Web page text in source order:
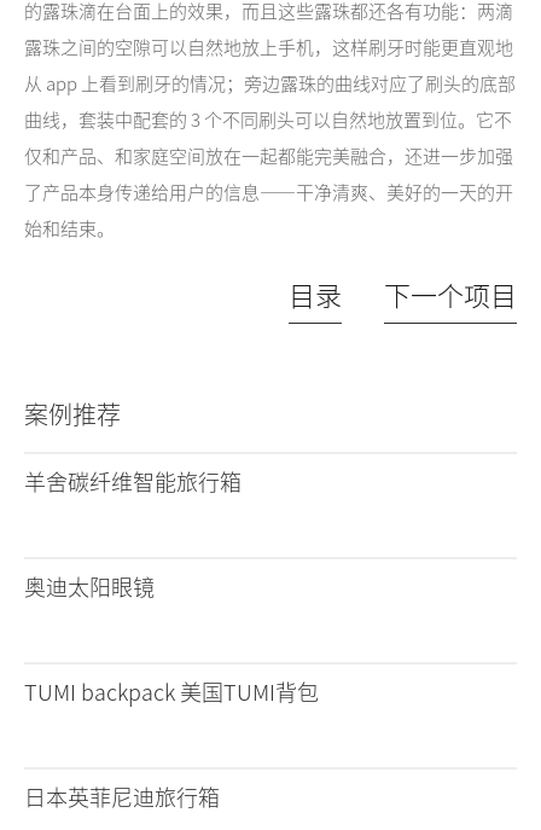
的露珠滴在台面上的效果，而且这些露珠都还各有功能：两滴
露珠之间的空隙可以自然地放上手机，这样刷牙时能更直观地
从 app 上看到刷牙的情况；旁边露珠的曲线对应了刷头的底部
曲线，套装中配套的 3 个不同刷头可以自然地放置到位。它不
仅和产品、和家庭空间放在一起都能完美融合，还进一步加强
了产品本身传递给用户的信息——干净清爽、美好的一天的开
始和结束。
目录 下一个项目
案例推荐
羊舍碳纤维智能旅行箱
奥迪太阳眼镜
TUMI backpack 美国TUMI背包
日本英菲尼迪旅行箱